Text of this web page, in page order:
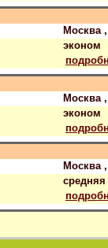
Москва
эконом
Москва
эконом
Москва
средняя